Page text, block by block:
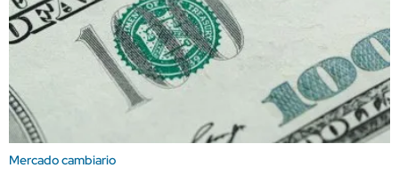
Mercado cambiario